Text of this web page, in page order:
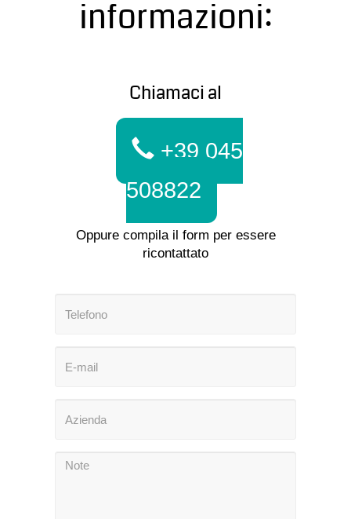
informazioni:
Chiamaci al
+39 045
508822
Oppure compila il form per essere
ricontattato